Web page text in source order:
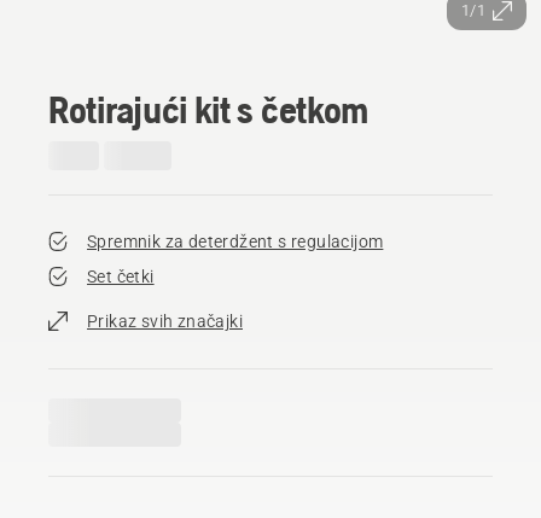
1/1
Rotirajući kit s četkom
Spremnik za deterdžent s regulacijom
Set četki
Prikaz svih značajki